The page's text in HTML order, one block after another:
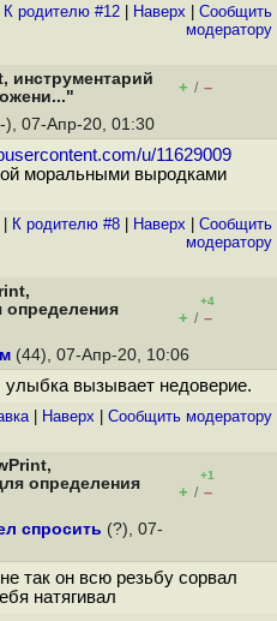
К родителю #12 Наверх
Cообщить
модератору
инструментарий
+ / –
), 07-Апр-20, 01:30
u/11629009
моральными выродками
| К родителю #8 Наверх
Cообщить
модератору
определения
+4
+ / –
(44), 07-Апр-20, 10:06
улыбка вызывает недоверие.
| Наверх Cообщить модератору
определения
+1
+ / –
спросить (?), 07-
так он всю резьбу сорвал
натягивал